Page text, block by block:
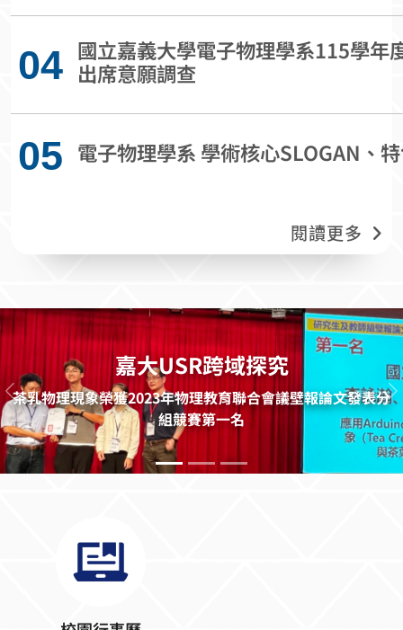
大家的幫忙。 如有任何問題，歡迎聯繫
04 國立嘉義大學電子物理學系115學年
出席意願調查
05 電子物理學系 學術核心SLOGAN、
閱讀更多
嘉大USR跨域探究
茶乳物理現象榮獲2023年物理教育聯合會議壁報論文發表分
組競賽第一名
上一則